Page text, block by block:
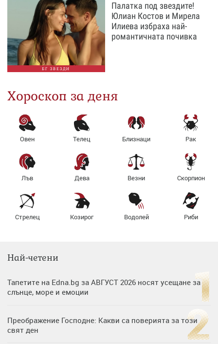
БГ ЗВЕЗДИ
Палатка под звездите!
Юлиан Костов и Мирела
Илиева избраха най-
романтичната почивка
Хороскоп за деня
Овен Телец Близнаци Рак
Лъв Дева Везни Скорпион
Стрелец Козирог Водолей Риби
Най-четени
Тапетите на Edna.bg за АВГУСТ 2026 носят усещане за
слънце, море и емоции
Преображение Господне: Какви са поверията за този
свят ден